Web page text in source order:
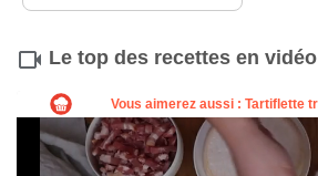
Le top des recettes en vidéo